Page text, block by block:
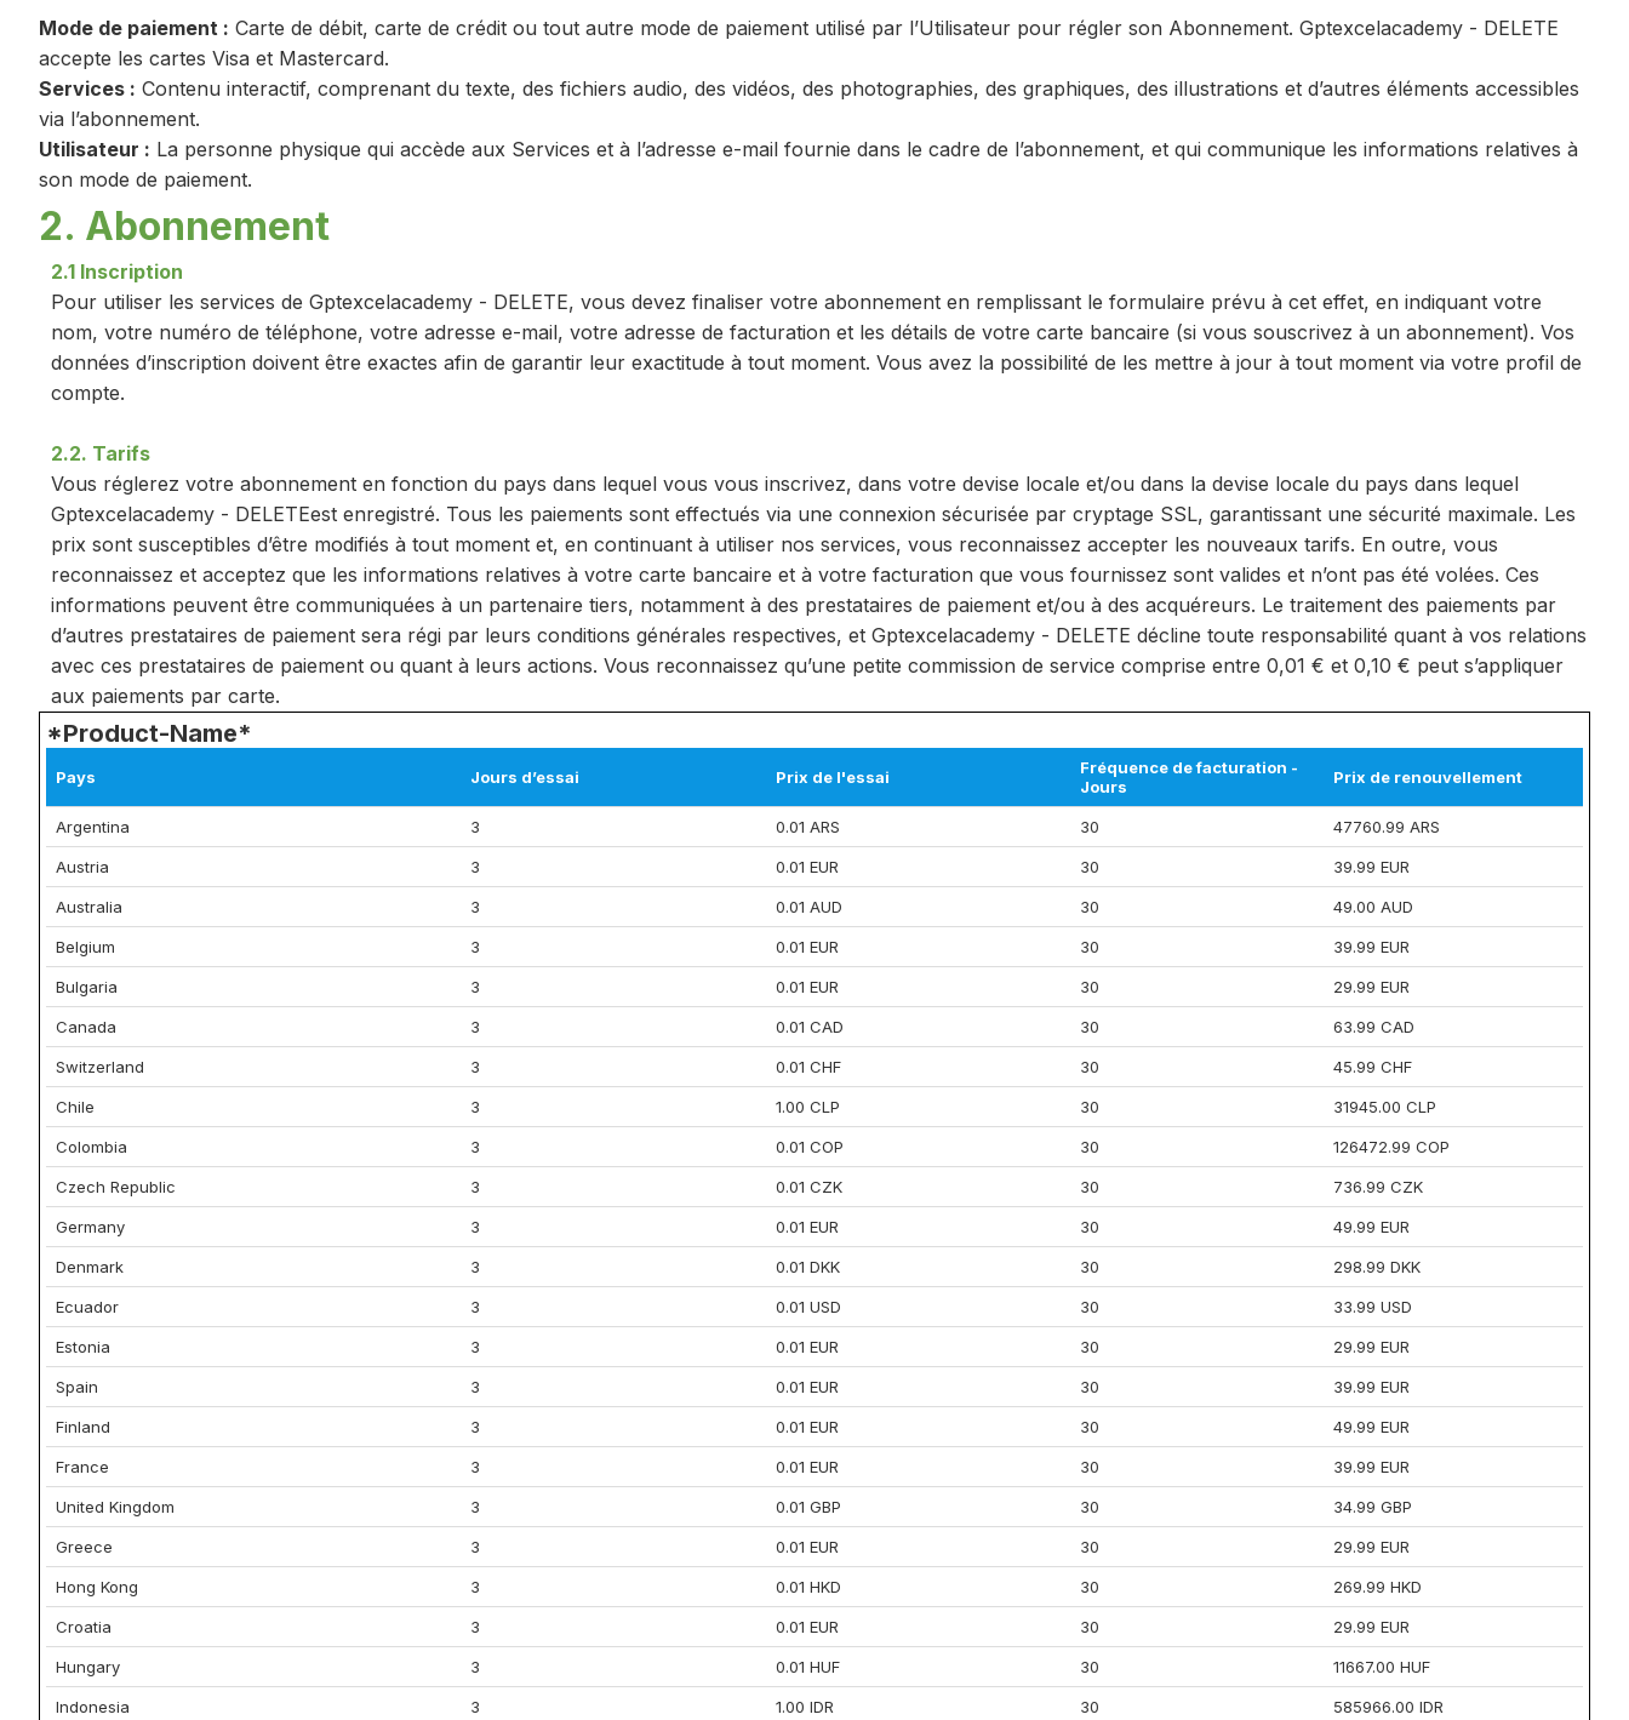
Mode de paiement : Carte de débit, carte de crédit ou tout autre mode de paiement utilisé par l’Utilisateur pour régler son Abonnement. Gptexcelacademy - DELETE
accepte les cartes Visa et Mastercard.
Services : Contenu interactif, comprenant du texte, des fichiers audio, des vidéos, des photographies, des graphiques, des illustrations et d’autres éléments accessibles
via l’abonnement.
Utilisateur : La personne physique qui accède aux Services et à l’adresse e-mail fournie dans le cadre de l’abonnement, et qui communique les informations relatives à
son mode de paiement.
2. Abonnement
2.1 Inscription
Pour utiliser les services de Gptexcelacademy - DELETE, vous devez finaliser votre abonnement en remplissant le formulaire prévu à cet effet, en indiquant votre
nom, votre numéro de téléphone, votre adresse e-mail, votre adresse de facturation et les détails de votre carte bancaire (si vous souscrivez à un abonnement). Vos
données d’inscription doivent être exactes afin de garantir leur exactitude à tout moment. Vous avez la possibilité de les mettre à jour à tout moment via votre profil de
compte.
2.2. Tarifs
Vous réglerez votre abonnement en fonction du pays dans lequel vous vous inscrivez, dans votre devise locale et/ou dans la devise locale du pays dans lequel
Gptexcelacademy - DELETEest enregistré. Tous les paiements sont effectués via une connexion sécurisée par cryptage SSL, garantissant une sécurité maximale. Les
prix sont susceptibles d’être modifiés à tout moment et, en continuant à utiliser nos services, vous reconnaissez accepter les nouveaux tarifs. En outre, vous
reconnaissez et acceptez que les informations relatives à votre carte bancaire et à votre facturation que vous fournissez sont valides et n’ont pas été volées. Ces
informations peuvent être communiquées à un partenaire tiers, notamment à des prestataires de paiement et/ou à des acquéreurs. Le traitement des paiements par
d’autres prestataires de paiement sera régi par leurs conditions générales respectives, et Gptexcelacademy - DELETE décline toute responsabilité quant à vos relations
avec ces prestataires de paiement ou quant à leurs actions. Vous reconnaissez qu’une petite commission de service comprise entre 0,01 € et 0,10 € peut s’appliquer
aux paiements par carte.
*Product-Name*
Pays Jours d’essai Prix de l'essai
Fréquence de facturation -
Jours
Prix de renouvellement
Argentina 3 0.01 ARS 30 47760.99 ARS
Austria 3 0.01 EUR 30 39.99 EUR
Australia 3 0.01 AUD 30 49.00 AUD
Belgium 3 0.01 EUR 30 39.99 EUR
Bulgaria 3 0.01 EUR 30 29.99 EUR
Canada 3 0.01 CAD 30 63.99 CAD
Switzerland 3 0.01 CHF 30 45.99 CHF
Chile 3 1.00 CLP 30 31945.00 CLP
Colombia 3 0.01 COP 30 126472.99 COP
Czech Republic 3 0.01 CZK 30 736.99 CZK
Germany 3 0.01 EUR 30 49.99 EUR
Denmark 3 0.01 DKK 30 298.99 DKK
Ecuador 3 0.01 USD 30 33.99 USD
Estonia 3 0.01 EUR 30 29.99 EUR
Spain 3 0.01 EUR 30 39.99 EUR
Finland 3 0.01 EUR 30 49.99 EUR
France 3 0.01 EUR 30 39.99 EUR
United Kingdom 3 0.01 GBP 30 34.99 GBP
Greece 3 0.01 EUR 30 29.99 EUR
Hong Kong 3 0.01 HKD 30 269.99 HKD
Croatia 3 0.01 EUR 30 29.99 EUR
Hungary 3 0.01 HUF 30 11667.00 HUF
Indonesia 3 1.00 IDR 30 585966.00 IDR